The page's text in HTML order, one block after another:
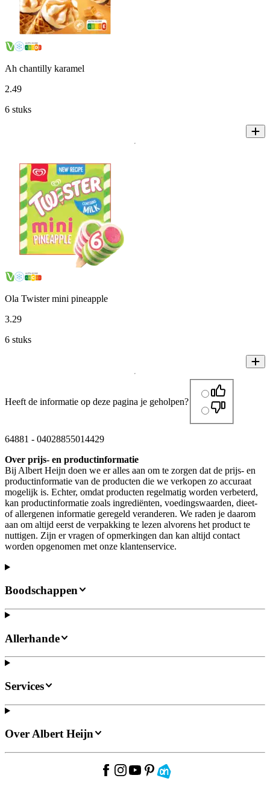
Ah chantilly karamel
2.49
6 stuks
Ola Twister mini pineapple
3.29
6 stuks
Heeft de informatie op deze pagina je geholpen?
64881 - 04028855014429
Over prijs- en productinformatie
Bij Albert Heijn doen we er alles aan om te zorgen dat de prijs- en
productinformatie van de producten die we verkopen zo accuraat
mogelijk is. Echter, omdat producten regelmatig worden verbeterd,
kan productinformatie zoals ingrediënten, voedingswaarden, dieet-
of allergenen informatie geregeld veranderen. We raden je daarom
aan om altijd eerst de verpakking te lezen alvorens het product te
nuttigen. Zijn er vragen of opmerkingen dan kan altijd contact
worden opgenomen met onze klantenservice.
Boodschappen
Allerhande
Services
Over Albert Heijn